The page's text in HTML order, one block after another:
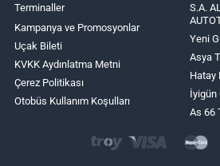
Terminaller
Kampanya ve Promosyonlar
Uçak Bileti
KVKK Aydınlatma Metni
Çerez Politikası
Otobüs Kullanım Koşulları
S.A.
Yeni
Asya
Hatay
İyigün
As 66